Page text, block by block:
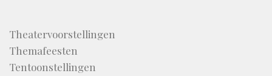
Theatervoorstellingen
Themafeesten
Tentoonstellingen